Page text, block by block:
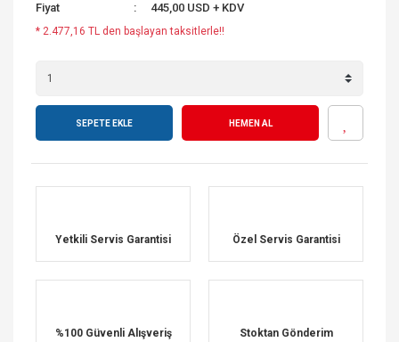
Fiyat
445,00 USD + KDV
* 2.477,16 TL den başlayan taksitlerle!!
SEPETE EKLE HEMEN AL
Yetkili Servis Garantisi Özel Servis Garantisi
%100 Güvenli Alışveriş Stoktan Gönderim